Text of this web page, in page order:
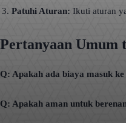
Patuhi Aturan: Ikuti aturan
Pertanyaan Umum
Q: Apakah ada biaya masuk
Q: Apakah aman untuk